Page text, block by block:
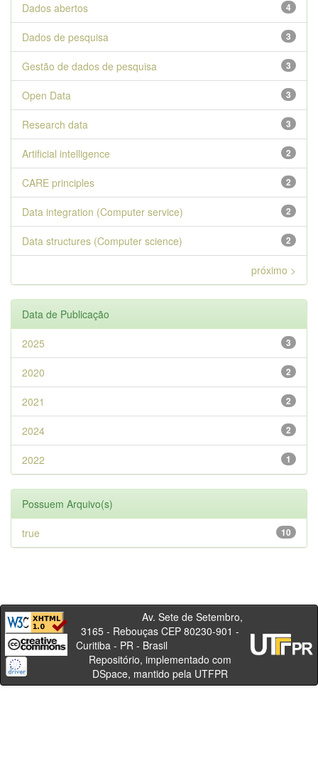
4
Dados abertos
3
Dados de pesquisa
3
Gestão de dados de pesquisa
3
Open Data
3
Research data
2
Artificial intelligence
2
CARE principles
2
Data integration (Computer service)
2
Data structures (Computer science)
próximo >
Data de Publicação
3
2025
2
2020
2
2021
2
2024
1
2022
Possuem Arquivo(s)
10
true
Av. Sete de Setembro,
3165 - Rebouças CEP 80230-901 -
Curitiba - PR - Brasil
Repositório, implementado com
DSpace, mantido pela UTFPR